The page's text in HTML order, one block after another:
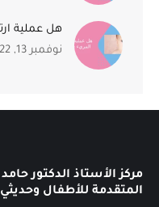
هل عملية
نوفمبر 13, 2022
مركز الأستاذ الدكتور
المتقدمة للأطفال وحديثي